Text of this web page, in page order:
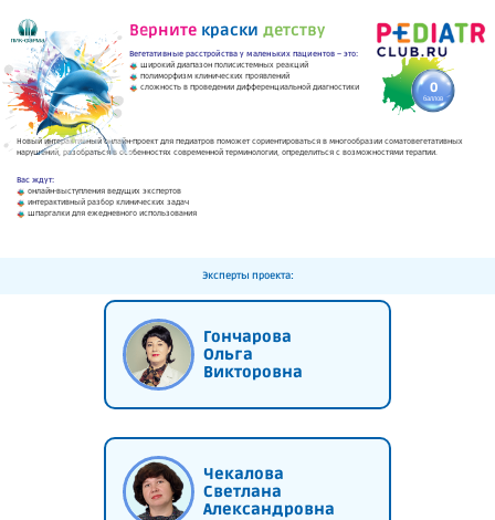
Верните краски детству
Вегетативные расстройства у маленьких пациентов – это:
широкий диапазон полисистемных реакций
полиморфизм клинических проявлений
сложность в проведении дифференциальной диагностики
0
баллов
Новый интерактивный онлайн-проект для педиатров поможет сориентироваться в многообразии соматовегетативных
нарушений, разобраться в особенностях современной терминологии, определиться с возможностями терапии.
Вас ждут:
онлайн-выступления ведущих экспертов
интерактивный разбор клинических задач
шпаргалки для ежедневного использования
Эксперты проекта:
Гончарова
Ольга
Викторовна
Чекалова
Светлана
Александровна